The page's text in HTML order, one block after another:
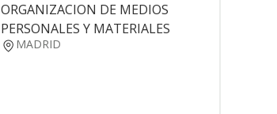
ORGANIZACION DE MEDIOS
PERSONALES Y MATERIALES
MADRID